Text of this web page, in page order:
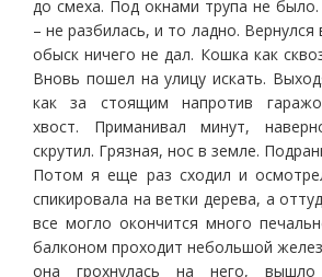
до смеха. Под окнами трупа не
– не разбилась, и то ладно.
обыск ничего не дал. Кошка как
Вновь пошел на улицу искать.
как за стоящим напротив
хвост. Приманивал минут,
скрутил. Грязная, нос в земле.
Потом я еще раз сходил и
спикировала на ветки дерева, а
все могло окончится много
балконом проходит небольшой
она грохнулась на него,